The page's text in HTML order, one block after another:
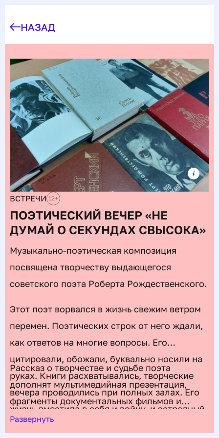
НАЗАД
ВСТРЕЧИ 12+
ПОЭТИЧЕСКИЙ ВЕЧЕР «НЕ
ДУМАЙ О СЕКУНДАХ СВЫСОКА»
Музыкально-поэтическая композиция
посвящена творчеству выдающегося
советского поэта Роберта Рождественского.
Этот поэт ворвался в жизнь свежим ветром
перемен. Поэтических строк от него ждали,
как ответов на многие вопросы. Его
цитировали, обожали, буквально носили на
руках. Книги расхватывались, творческие
вечера проводились при полных залах. Его
жизнь вместила в себя и войну, и эстрадный
поэтический бум 60-х, и надежды
Рассказ о творчестве и судьбе поэта
дополнят мультимедийная презентация,
фрагменты документальных фильмов и
музыкальные произведения.
Развернуть